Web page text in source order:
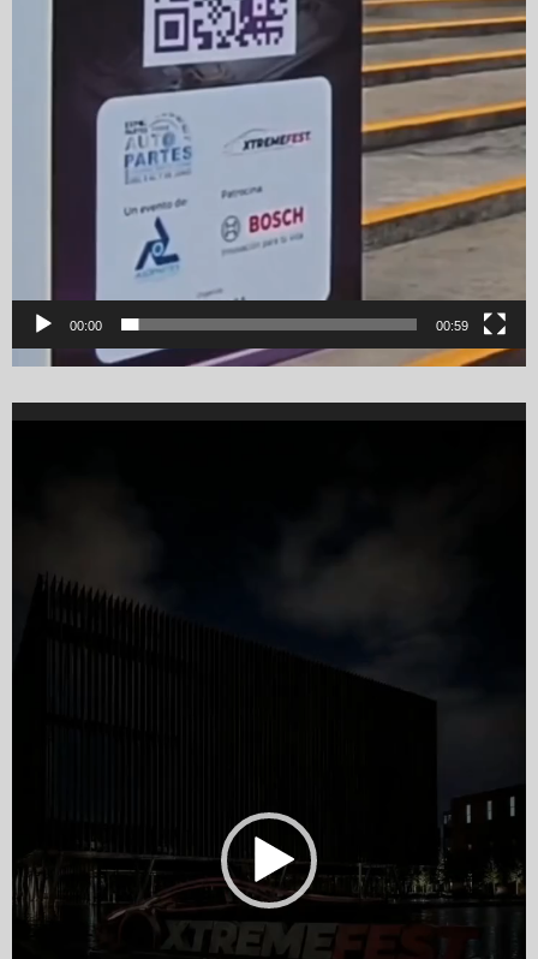
00:00 00:59
Video